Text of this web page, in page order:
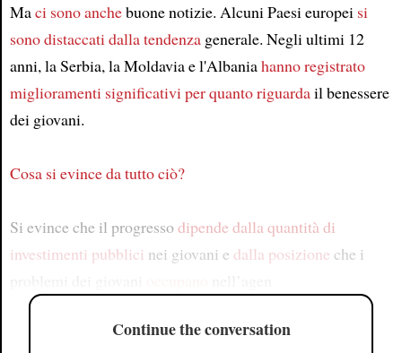
Maci sono anchebuone notizie. Alcuni Paesi europei si
sono distaccatidalla tendenzagenerale. Negli ultimi 12
anni, la Serbia, la Moldavia e l'Albaniahanno registrato
miglioramenti significativiper quanto riguardail benessere
dei giovani.
Cosa si evince da tutto ciò?
Si evince che il progressodipende dalla quantità di
investimenti pubblici nei giovani e dalla posizione che i
Continue the conversation